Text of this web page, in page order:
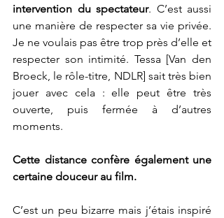
intervention du spectateur. C’est aussi
une manière de respecter sa vie privée.
Je ne voulais pas être trop près d’elle et
respecter son intimité. Tessa [Van den
Broeck, le rôle-titre, NDLR] sait très bien
jouer avec cela : elle peut être très
ouverte, puis fermée à d’autres
moments.
Cette distance confère également une
certaine douceur au film.
C’est un peu bizarre mais j’étais inspiré